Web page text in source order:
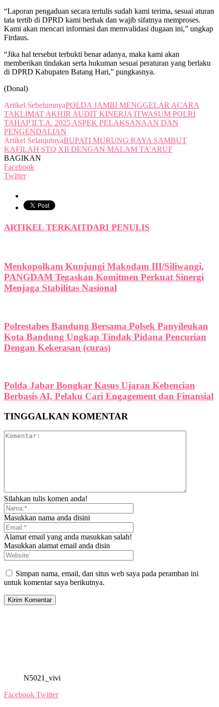
“Laporan pengaduan secara tertulis sudah kami terima, sesuai aturan
tata tertib di DPRD kami berhak dan wajib sifatnya memproses.
Kami akan mencari informasi dan memvalidasi dugaan ini,” ungkap
Firdaus.
“Jika hal tersebut terbukti benar adanya, maka kami akan
memberikan tindakan serta hukuman sesuai peraturan yang berlaku
di DPRD Kabupaten Batang Hari,” pungkasnya.
(Donal)
Aritkel SebelumnyaPOLDA JAMBI MENGGELAR ACARA
TAKLIMAT AKHIR AUDIT KINERJA ITWASUM POLRI
TAHAP II T.A. 2025 ASPEK PELAKSANAAN DAN
PENGENDALIAN
Artikel SelanjutnyaBUPATI MURUNG RAYA SAMBUT
KAFILAH STQ XII DENGAN MALAM TA’ARUF
BAGIKAN
Facebook
Twitter
ARTIKEL TERKAITDARI PENULIS
Menkopolkam Kunjungi Makodam III/Siliwangi,
PANGDAM Tegaskan Komitmen Perkuat Sinergi
Menjaga Stabilitas Nasional
Polrestabes Bandung Bersama Polsek Panyileukan
Kota Bandung Ungkap Tindak Pidana Pencurian
Dengan Kekerasan (curas)
Polda Jabar Bongkar Kasus Ujaran Kebencian
Berbasis AI, Pelaku Cari Engagement dan Finansial
TINGGALKAN KOMENTAR
Silahkan tulis komen anda!
Masukkan nama anda disini
Alamat email yang anda masukkan salah!
Masukkan alamat email anda disin
Simpan nama, email, dan situs web saya pada peramban ini
untuk komentar saya berikutnya.
N5021_vivi
Facebook Twitter